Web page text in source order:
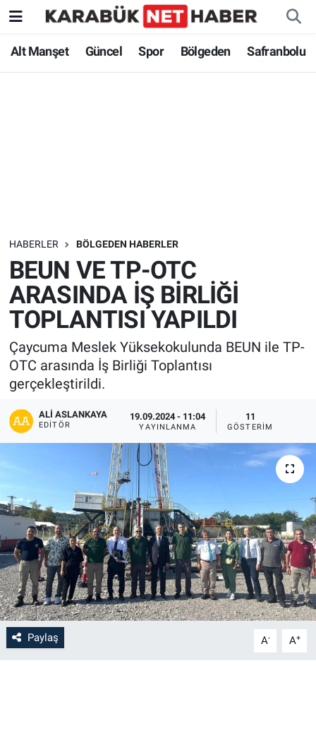
Alt Manşet Güncel Spor Bölgeden Safranbolu
HABERLER BÖLGEDEN HABERLER
BEUN VE TP-OTC
ARASINDA İŞ BİRLİĞİ
TOPLANTISI YAPILDI
Çaycuma Meslek Yüksekokulunda BEUN ile TP-
OTC arasında İş Birliği Toplantısı
gerçekleştirildi.
ALI ASLANKAYA
EDITÖR
19.09.2024 - 11:04
YAYINLANMA
11
GÖSTERIM
Paylaş A- A+